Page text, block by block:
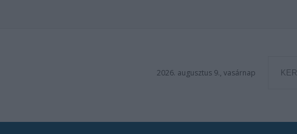
2026. augusztus 9., vasárnap